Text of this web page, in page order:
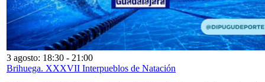
3 agosto: 18:30 - 21:00
Brihuega. XXXVII Interpueblos de Natación